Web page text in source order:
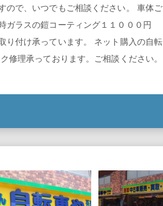
ので、いつでもご相談ください。 車体ご
ガラスの鎧コーティング１１０００円
り付け承っています。 ネット購入の自転
理承っております。ご相談ください。